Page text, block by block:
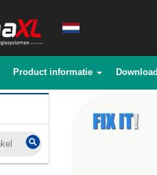
Product informatie